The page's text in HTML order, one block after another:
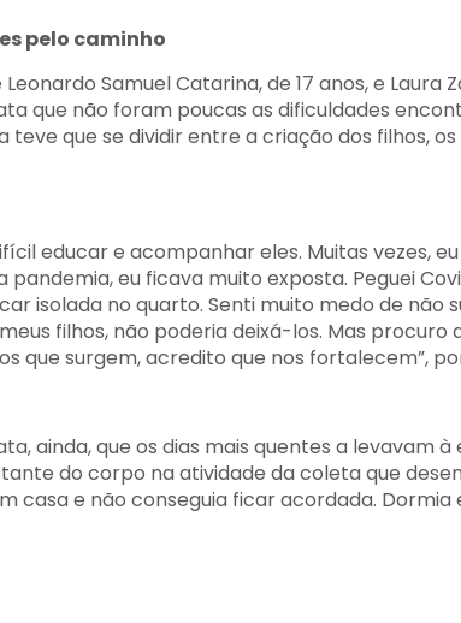
pelo caminho
Samuel Catarina, de 17 anos, e Laura
que não foram poucas as dificuldades
teve que se dividir entre a criação dos filhos,
educar e acompanhar eles. Muitas vezes,
pandemia, eu ficava muito exposta. Peguei
isolada no quarto. Senti muito medo de não
filhos, não poderia deixá-los. Mas
que surgem, acredito que nos fortalecem”,
ainda, que os dias mais quentes a levavam
do corpo na atividade da coleta que
casa e não conseguia ficar acordada. Dormia